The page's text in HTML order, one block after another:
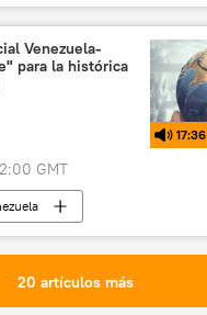
pandemia de coronavirus
Venezuela-
para la histórica
17:36
GMT
comercio
Donald Trump
20 artículos más